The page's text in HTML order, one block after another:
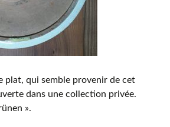
plat, qui semble provenir de cet
dans une collection privée.
».